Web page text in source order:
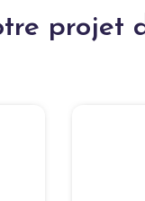
projet